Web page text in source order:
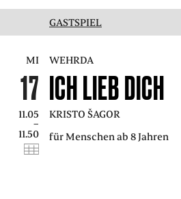
GASTSPIEL
MI
17
11.05
–
11.50
WEHRDA
ICH LIEB DICH
KRISTO ŠAGOR
für Menschen ab 8 Jahren